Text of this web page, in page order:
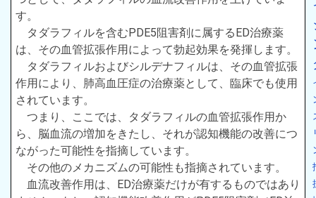
す。
タダラフィルを含むPDE5阻害剤に属するED治療薬
は、その血管拡張作用によって勃起効果を発揮します。
タダラフィルおよびシルデナフィルは、その血管拡張
作用により、肺高血圧症の治療薬として、臨床でも使用
されています。
つまり、ここでは、タダラフィルの血管拡張作用か
ら、脳血流の増加をきたし、それが認知機能の改善につ
ながった可能性を指摘しています。
その他のメカニズムの可能性も指摘されています。
血流改善作用は、ED治療薬だけが有するものではあり